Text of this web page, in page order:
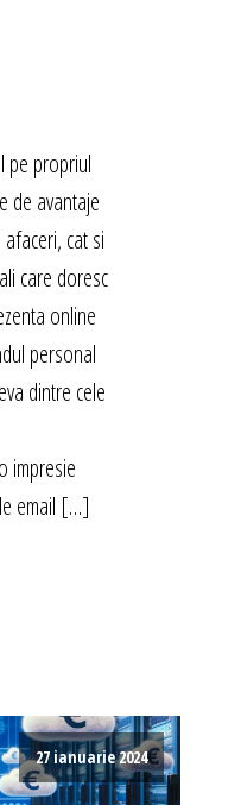
pe propriul
de avantaje
cat si
care doresc
online
personal
dintre cele
impresie
email […]
27 ianuarie 2024